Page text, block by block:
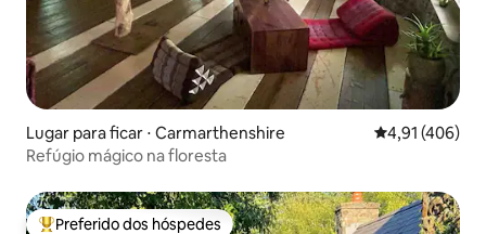
Lugar para ficar ⋅ Carmarthenshire 4,91 de uma
4,91 (406)
Refúgio mágico na floresta
Preferido dos hóspedes